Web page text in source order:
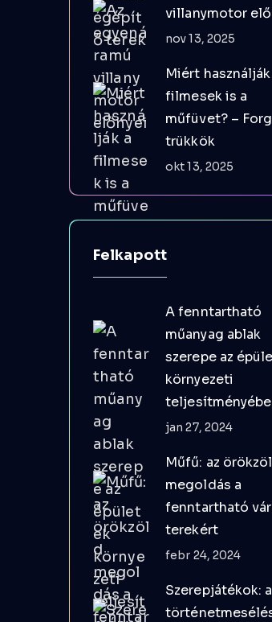
villanymotor
nov 13, 2025
Miért használják
filmesek is a
műfüvet? –
trükkök
okt 13, 2025
Felkapott
A fenntartható
műanyag ablak
szerepe az
környezeti
jan 27, 2024
Műfű: az
megoldás a
fenntartható
terekért
febr 24, 2024
Szerepjátékok: a